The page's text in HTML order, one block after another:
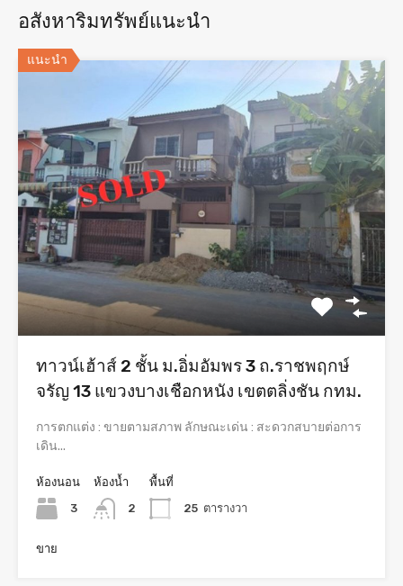
อสังหาริมทรัพย์แนะนำ
แนะนำ
ทาวน์เฮ้าส์ 2 ชั้น ม.อิ่มอัมพร 3 ถ.ราชพฤกษ์
จรัญ 13 แขวงบางเชือกหนัง เขตตลิ่งชัน กทม.
การตกแต่ง : ขายตามสภาพ ลักษณะเด่น : สะดวกสบายต่อการ
เดิน...
ห้องนอน
3
ห้องน้ำ
2
พื้นที่
25 ตารางวา
ขาย